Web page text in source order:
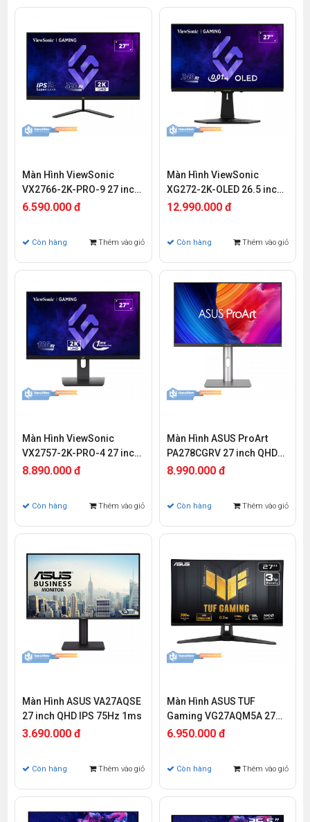
Màn Hình ViewSonic
VX2766-2K-PRO-9 27 inch
QHD IPS 320Hz 2ms
6.590.000 đ
Còn hàng Thêm vào giỏ
Màn Hình ViewSonic
XG272-2K-OLED 26.5 inch
QHD OLED 240Hz 0.02ms
12.990.000 đ
Còn hàng Thêm vào giỏ
Màn Hình ViewSonic
VX2757-2K-PRO-4 27 inch
QHD IPS 425Hz 1ms
8.890.000 đ
Còn hàng Thêm vào giỏ
Màn Hình ASUS ProArt
PA278CGRV 27 inch QHD
IPS 144Hz 5ms
8.990.000 đ
Còn hàng Thêm vào giỏ
Màn Hình ASUS VA27AQSE
27 inch QHD IPS 75Hz 1ms
3.690.000 đ
Còn hàng Thêm vào giỏ
Màn Hình ASUS TUF
Gaming VG27AQM5A 27
inch QHD IPS 300Hz 1ms
6.950.000 đ
Còn hàng Thêm vào giỏ